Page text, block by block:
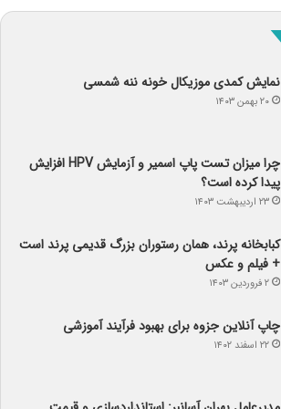
نمایش کمدی موزیکال خونه ننه شمسی
۲۰ بهمن ۱۴۰۳
چرا میزان تست پاپ اسمیر و آزمایش HPV افزایش
پیدا کرده است؟
۲۳ اردیبهشت ۱۴۰۳
کبابخانه پرند، همان رستوران بزرگ قدیمی پرند است
+ فیلم و عکس
۲ فروردین ۱۴۰۳
چاپ آنلاین جزوه برای بهبود فرآیند آموزشی
۲۲ اسفند ۱۴۰۲